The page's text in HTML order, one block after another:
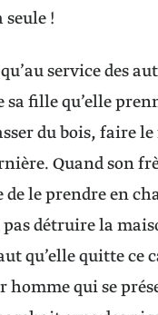
!
service des
fille qu’elle
du bois, faire
Quand son
de le prendre en
détruire la
qu’elle quitte
qui se